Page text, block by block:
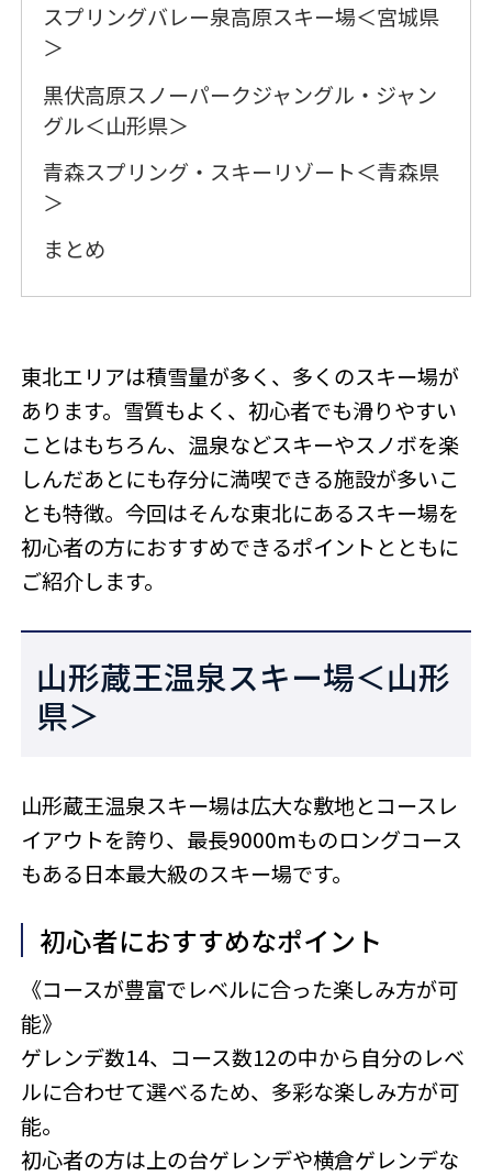
スプリングバレー泉高原スキー場＜宮城県
＞
黒伏高原スノーパークジャングル・ジャン
グル＜山形県＞
青森スプリング・スキーリゾート＜青森県
＞
まとめ
東北エリアは積雪量が多く、多くのスキー場が
あります。雪質もよく、初心者でも滑りやすい
ことはもちろん、温泉などスキーやスノボを楽
しんだあとにも存分に満喫できる施設が多いこ
とも特徴。今回はそんな東北にあるスキー場を
初心者の方におすすめできるポイントとともに
ご紹介します。
山形蔵王温泉スキー場＜山形
県＞
山形蔵王温泉スキー場は広大な敷地とコースレ
イアウトを誇り、最長9000mものロングコース
もある日本最大級のスキー場です。
初心者におすすめなポイント
《コースが豊富でレベルに合った楽しみ方が可
能》
ゲレンデ数14、コース数12の中から自分のレベ
ルに合わせて選べるため、多彩な楽しみ方が可
能。
初心者の方は上の台ゲレンデや横倉ゲレンデな